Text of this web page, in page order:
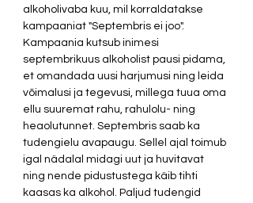
alkoholivaba kuu, mil korraldatakse
kampaaniat "Septembris ei joo".
Kampaania kutsub inimesi
septembrikuus alkoholist pausi pidama,
et omandada uusi harjumusi ning leida
võimalusi ja tegevusi, millega tuua oma
ellu suuremat rahu, rahulolu- ning
heaolutunnet. Septembris saab ka
tudengielu avapaugu. Sellel ajal toimub
igal nädalal midagi uut ja huvitavat
ning nende pidustustega käib tihti
kaasas ka alkohol. Paljud tudengid